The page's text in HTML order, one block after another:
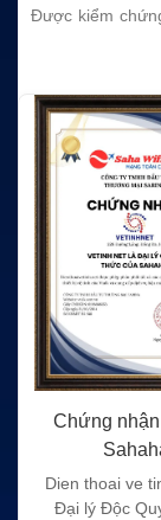
Được kiểm
Chứng
Dien thoai ve
Đại lý Độc